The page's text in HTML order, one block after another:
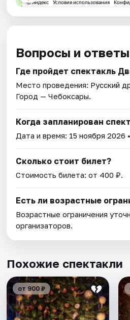
Вопросы и ответы
Где пройдет спектакль
Место проведения: Русский
Город — Чебоксары.
Когда запланирован
Дата и время: 15 ноября 2026
Сколько стоит билет?
Стоимость билета: от 400 ₽.
Есть ли возрастные
Возрастные ограничения
организаторов.
Похожие спектакли
от 900 ₽